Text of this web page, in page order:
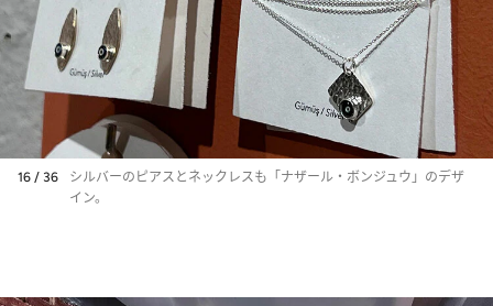
16 / 36
シルバーのピアスとネックレスも「ナザール・ボンジュウ」のデザ
イン。